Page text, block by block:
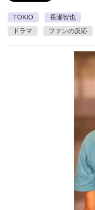
TOKIO
長瀬智也
ドラマ
ファンの反応